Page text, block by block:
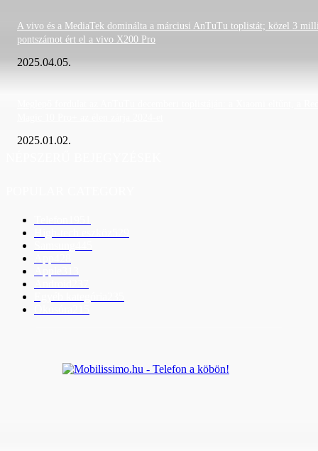
A vivo és a MediaTek dominálta a márciusi AnTuTu toplistát; közel 3
pontszámot ért el a vivo X200 Pro
2025.04.05.
2025.01.02.